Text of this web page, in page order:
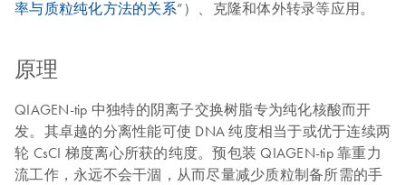
率与质粒纯化方法的关系”）、克隆和体外转录等应用。
原理
QIAGEN-tip 中独特的阴离子交换树脂专为纯化核酸而开
发。其卓越的分离性能可使 DNA 纯度相当于或优于连续两
轮 CsCI 梯度离心所获的纯度。预包装 QIAGEN-tip 靠重力
流工作，永远不会干涸，从而尽量减少质粒制备所需的手